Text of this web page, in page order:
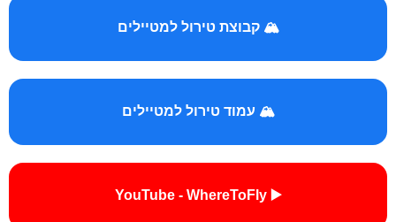
🏔️ קבוצת טירול למטיילים
🏔️ עמוד טירול למטיילים
▶️ YouTube - WhereToFly